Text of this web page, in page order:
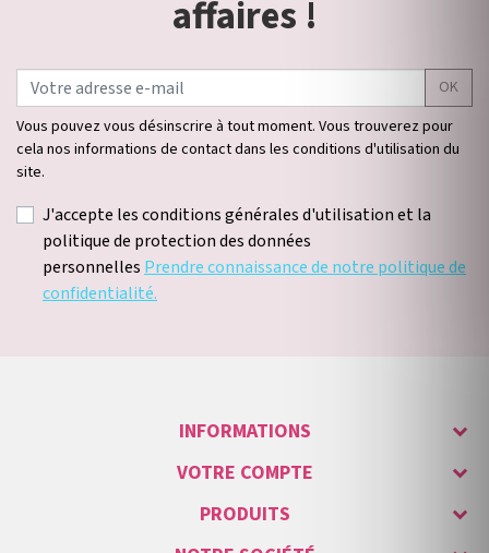
affaires !
OK
Vous pouvez vous désinscrire à tout moment. Vous trouverez pour
cela nos informations de contact dans les conditions d'utilisation du
site.
J'accepte les conditions générales d'utilisation et la
politique de protection des données
personnelles Prendre connaissance de notre politique de
confidentialité.
INFORMATIONS
VOTRE COMPTE
PRODUITS